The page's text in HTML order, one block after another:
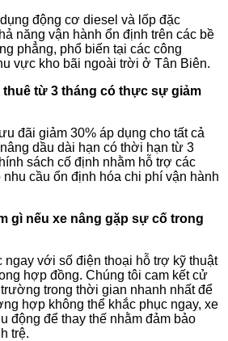
động cơ diesel và lốp đặc
năng vận hành ổn định trên các bề
phẳng, phổ biến tại các công
vực kho bãi ngoài trời ở Tân Biên.
từ 3 tháng có thực sự giảm
đãi giảm 30% áp dụng cho tất cả
dầu dài hạn có thời hạn từ 3
sách cố định nhằm hỗ trợ các
cầu ổn định hóa chi phí vận hành
gì nếu xe nâng gặp sự cố trong
ngay với số điện thoại hỗ trợ kỹ thuật
hợp đồng. Chúng tôi cam kết cử
trong thời gian nhanh nhất để
hợp không thể khắc phục ngay, xe
động để thay thế nhằm đảm bảo
trệ.